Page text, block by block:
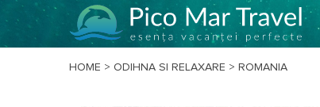
HOME > ODIHNA SI RELAXARE > ROMANIA